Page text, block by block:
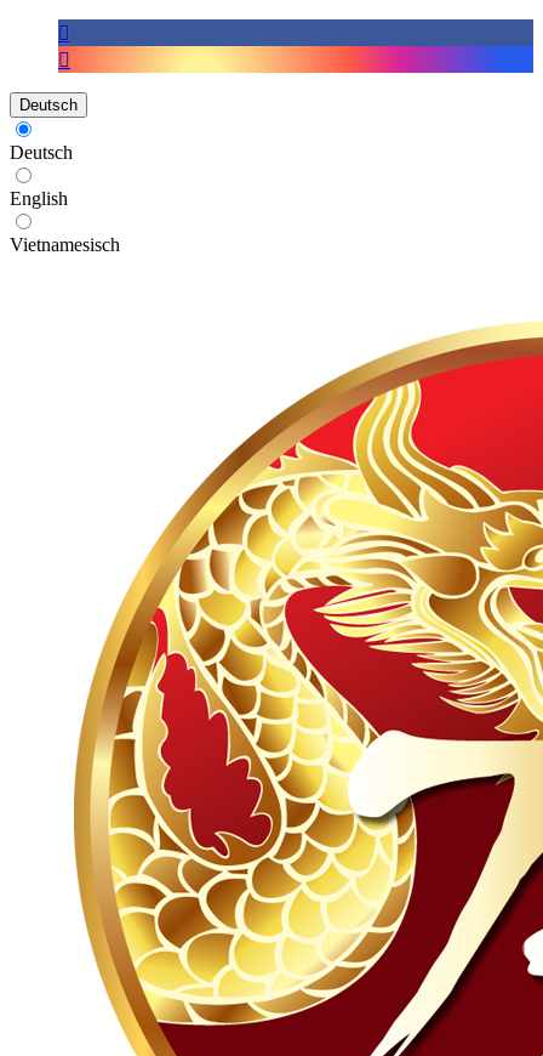
Deutsch
Deutsch
English
Vietnamesisch